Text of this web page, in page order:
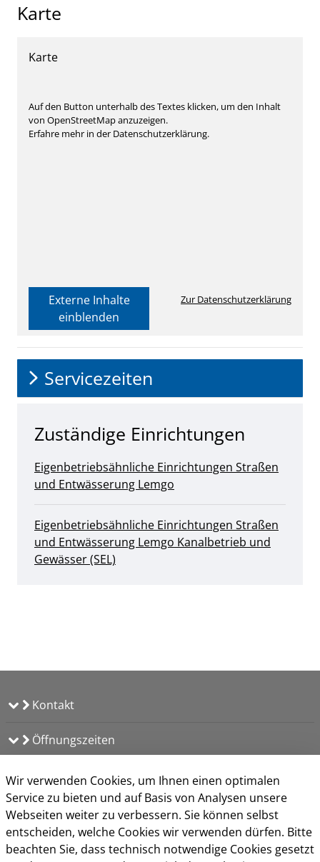
Karte
Karte
Auf den Button unterhalb des Textes klicken, um den Inhalt
von OpenStreetMap anzuzeigen.
Erfahre mehr in der Datenschutzerklärung.
Externe Inhalte
einblenden
Zur Datenschutzerklärung
Servicezeiten
Zuständige Einrichtungen
Eigenbetriebsähnliche Einrichtungen Straßen
und Entwässerung Lemgo
Eigenbetriebsähnliche Einrichtungen Straßen
und Entwässerung Lemgo Kanalbetrieb und
Gewässer (SEL)
Kontakt
Öffnungszeiten
Impressum
Datenschutz
Kontakt
Nutzungsbedingungen
Barrierefreiheit
Wir verwenden Cookies, um Ihnen einen optimalen
Service zu bieten und auf Basis von Analysen unsere
Webseiten weiter zu verbessern. Sie können selbst
entscheiden, welche Cookies wir verwenden dürfen. Bitte
beachten Sie, dass technisch notwendige Cookies gesetzt